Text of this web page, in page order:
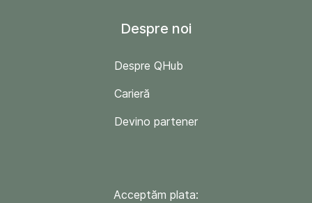
Despre noi
Despre QHub
Carieră
Devino partener
Acceptăm plata: